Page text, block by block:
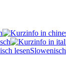
Slowenisch